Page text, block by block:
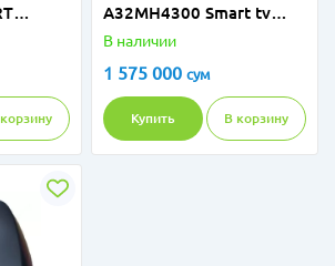
A32MH4300 Smart tv
Черный
В наличии
1 575 000 сум
Купить В корзину